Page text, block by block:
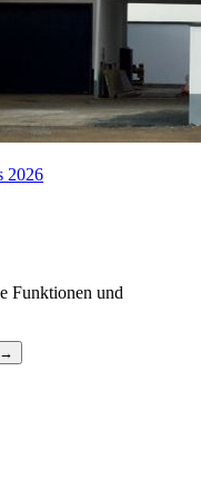
2026
Funktionen und
→